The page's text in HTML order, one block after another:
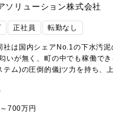
増員募集となります。【同社の
万円、年間売上高（連結）3
員数（連結）117,300名の大手
は、新たな経営方針を発表し
適化」、「ポテンシャル技術の
げ、ハードとソフトを分離しデ
エボリューション（DE）、そ
子技術を使って世界を最適化す
ラル・サーキュラーエコノミー
ソリューション株式会社
正社員 転勤なし
社は国内シェアNo.1の下水汚
いが無く、町の中でも稼働でき
テム)の圧倒的儀jツ力を持ち、
暮らせる生活を守るお手伝いを
。【期待する役割】上下水分野
、特別目的会社(SPC)を設立し
700万円